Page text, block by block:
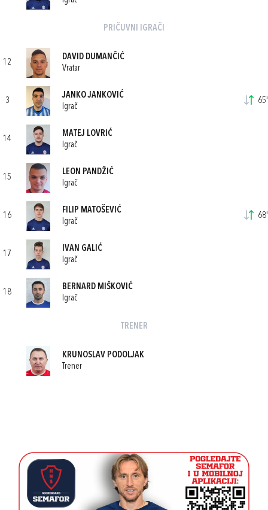
PRIČUVNI IGRAČI
12
DAVID DUMANČIĆ
Vratar
3
JANKO JANKOVIĆ
Igrač
65'
14
MATEJ LOVRIĆ
Igrač
15
LEON PANDŽIĆ
Igrač
16
FILIP MATOŠEVIĆ
Igrač
68'
17
IVAN GALIĆ
Igrač
18
BERNARD MIŠKOVIĆ
Igrač
TRENER
KRUNOSLAV PODOLJAK
Trener